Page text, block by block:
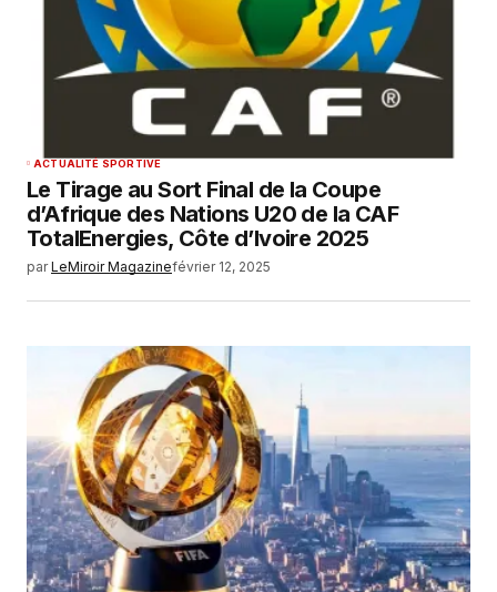
ACTUALITÉ SPORTIVE
Le Tirage au Sort Final de la Coupe
d’Afrique des Nations U20 de la CAF
TotalEnergies, Côte d’Ivoire 2025
par LeMiroir Magazinefévrier 12, 2025